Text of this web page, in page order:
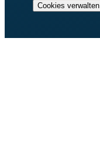
Cookies verwalten